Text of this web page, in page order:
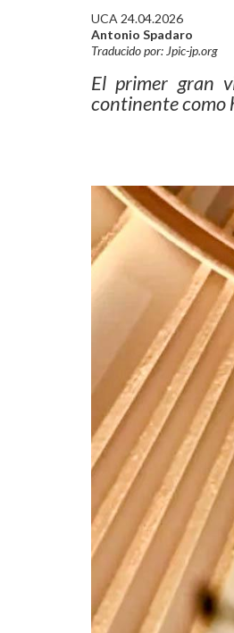
UCA 24.04.2026
Antonio Spadaro
Traducido por: Jpic-jp.org
El primer gran
continente como